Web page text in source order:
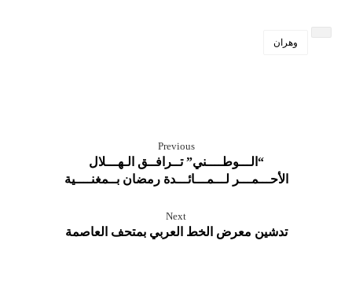
وهران
Previous
“الـــوطــــني” تــرافــق الـهـــلال
الأحـــمـــر لـــمـــائـــدة رمضان بــمغنــــية
Next
تدشين معرض الخط العربي بمتحف العاصمة